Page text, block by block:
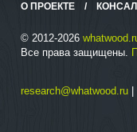
О ПРОЕКТЕ /
© 2012-2026
Все права защищены.
research@whatwood.ru